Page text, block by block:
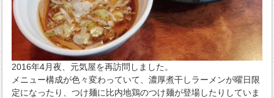
2016年4月夜、元気屋を再訪問しました。
メニュー構成が色々変わっていて、濃厚煮干しラーメンが曜日限
定になったり、つけ麺に比内地鶏のつけ麺が登場したりしていま